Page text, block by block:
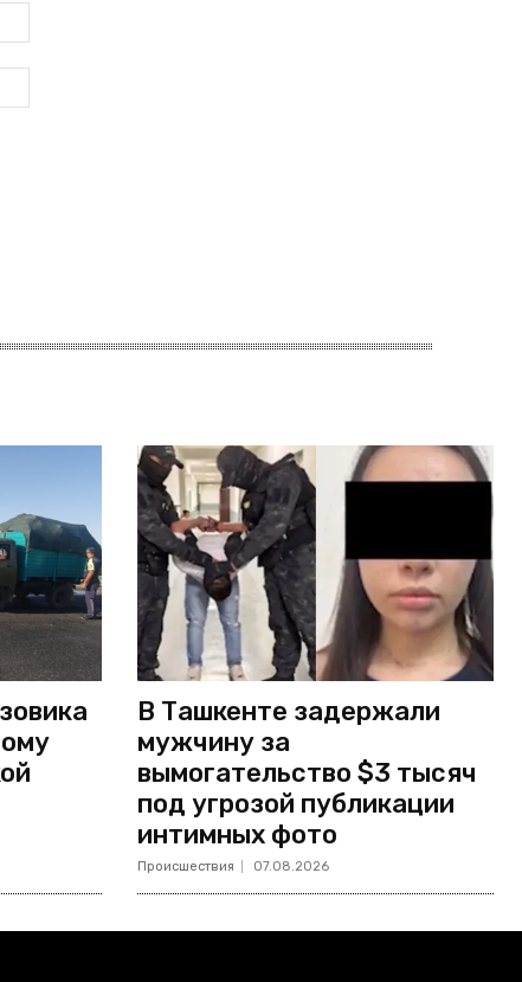
почта:*
Сайт:
В Ташкенте задержали
мужчину за
вымогательство $3 тысяч
под угрозой публикации
интимных фото
Происшествия 07.08.2026